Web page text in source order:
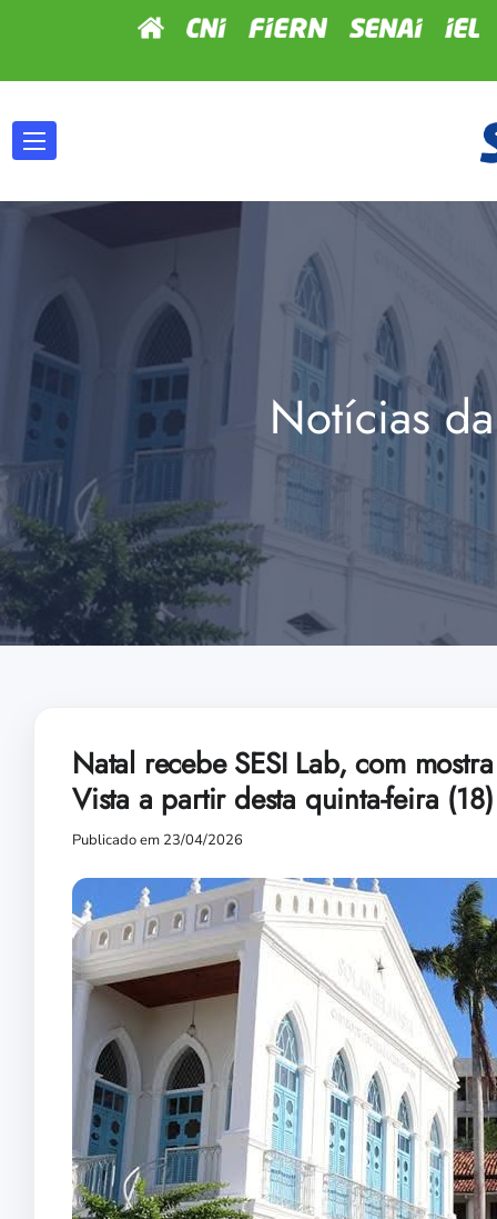
Notícias
Natal recebe SESI Lab, com
Vista a partir desta quinta-feira (18)
Publicado em 23/04/2026